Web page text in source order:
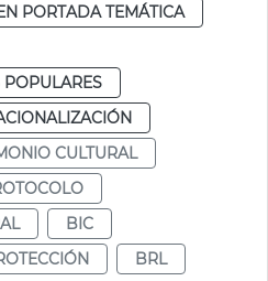
PORTADA TEMÁTICA
POPULARES
CULTURAL
BIC
BRL